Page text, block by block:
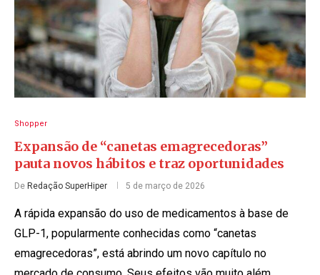
Shopper
Expansão de “canetas emagrecedoras”
pauta novos hábitos e traz oportunidades
De Redação SuperHiper 5 de março de 2026
A rápida expansão do uso de medicamentos à base de
GLP-1, popularmente conhecidas como “canetas
emagrecedoras”, está abrindo um novo capítulo no